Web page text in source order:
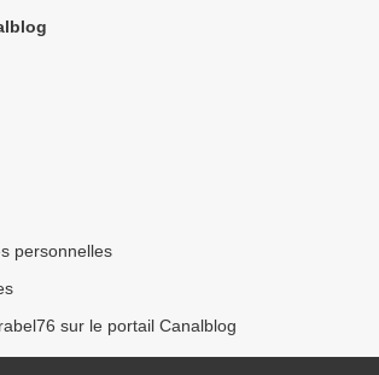
personnelles
sur le portail Canalblog